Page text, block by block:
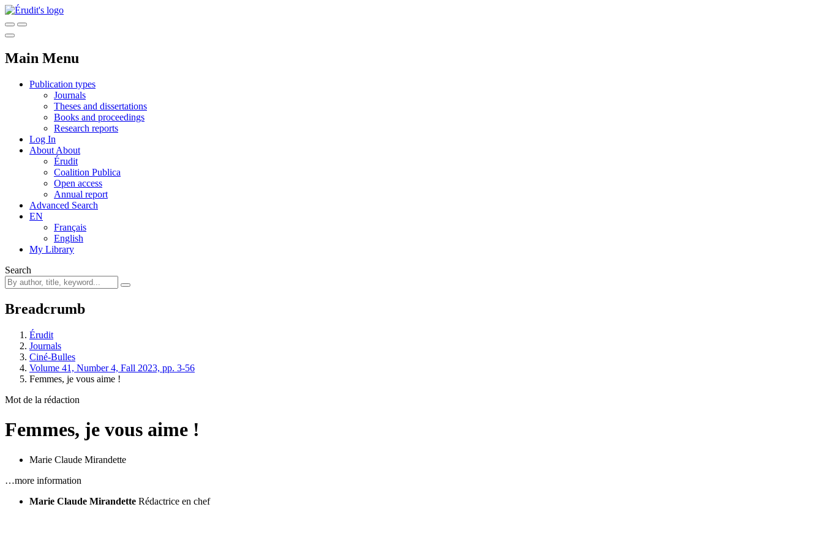
Main Menu
Publication types
Journals
Theses and dissertations
Books and proceedings
Research reports
Log In
About About
Érudit
Coalition Publica
Open access
Annual report
Advanced Search
EN
Français
English
My Library
Search
Breadcrumb
Érudit
Journals
Ciné-Bulles
Volume 41, Number 4, Fall 2023, pp. 3-56
Femmes, je vous aime !
Mot de la rédaction
Femmes, je vous aime !
Marie Claude Mirandette
…more information
Marie Claude Mirandette Rédactrice en chef